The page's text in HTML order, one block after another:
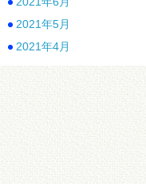
2021年5月
2021年4月